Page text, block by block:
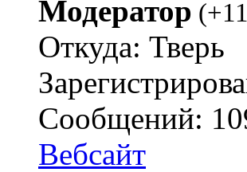
Модератор (
Откуда: Тверь
Сообщений:
Вебсайт